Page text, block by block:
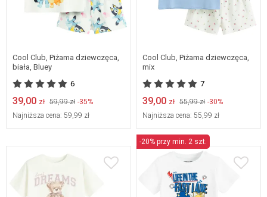
110
Cool Club, Piżama dziewczęca,
biała, Bluey
6
39,00 zł 59,99 zł -35%
Najniższa cena: 59,99 zł
140
146
158
Cool Club, Piżama dziewczęca,
mix
7
39,00 zł 55,99 zł -30%
Najniższa cena: 55,99 zł
-20% przy min. 2 szt.